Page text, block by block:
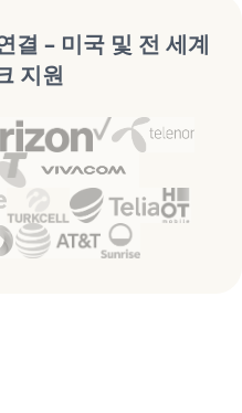
결 – 미국 및 전 세계
지원